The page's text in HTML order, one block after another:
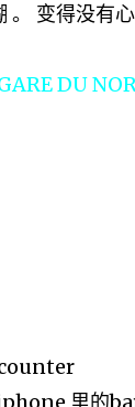
。 变得没有
DU
counter